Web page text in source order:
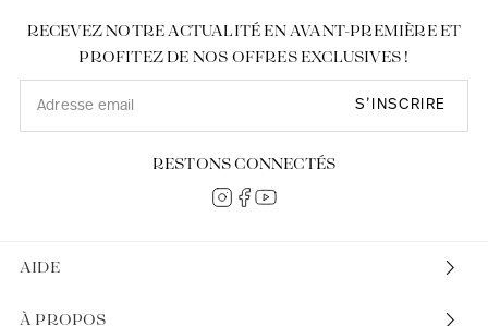
AIDE
À PROPOS
RECEVEZ NOTRE ACTUALITÉ EN AVANT-PREMIÈRE ET
PROFITEZ DE NOS OFFRES EXCLUSIVES !
S’INSCRIRE
RESTONS CONNECTÉS